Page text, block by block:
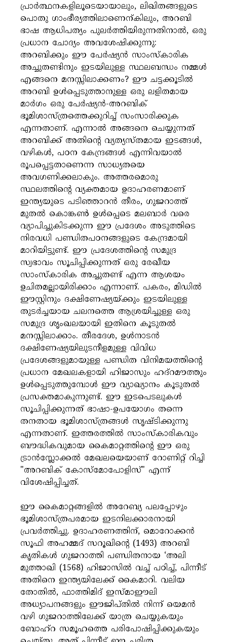
പ്രാർത്ഥനകളിലൂടെയായാലും, ലിഖിതങ്ങളുടെ
പൊതു ഗാംഭീര്യത്തിലാണെന്കിലും, അറബി
ഭാഷ ആധിപത്യം പുലർത്തിയിരുന്നതിനാൽ, ഒരു
പ്രധാന ചോദ്യം അവശേഷിക്കുന്നു:
അറബിക്കും ഈ പേർഷ്യൻ സാംസ്കാരിക
അച്ചുതണ്ടിനും ഇടയിലുള്ള സ്ഥലബന്ധം നമ്മൾ
എങ്ങനെ മനസ്സിലാക്കണം? ഈ ചട്ടക്കൂടിൽ
അറബി ഉൾപ്പെടുത്താനുള്ള ഒരു ലളിതമായ
മാർഗം ഒരു പേർഷ്യൻ-അറബിക്
ഭൂമിശാസ്ത്രത്തെക്കുറിച്ച് സംസാരിക്കുക
എന്നതാണ്. എന്നാൽ അങ്ങനെ ചെയ്യുന്നത്
അറബിക്ക് അതിന്റെ വ്യത്യസ്തമായ ഇടങ്ങൾ,
വഴികൾ, പഠന കേന്ദ്രങ്ങൾ എന്നിവയാൽ
രൂപപ്പെട്ടതാണെന്ന സാധ്യതയെ
അവഗണിക്കലാകും. അത്തരമൊരു
സ്ഥലത്തിന്റെ വ്യക്തമായ ഉദാഹരണമാണ്
ഇന്ത്യയുടെ പടിഞ്ഞാറൻ തീരം, ഗുജറാത്ത്
മുതൽ കൊങ്കൺ ഉൾപ്പെടെ മലബാർ വരെ
വ്യാപിച്ചുകിടക്കുന്ന ഈ പ്രദേശം അടുത്തിടെ
നിരവധി പണ്ഡിതപഠനങ്ങളുടെ കേന്ദ്രമായി
മാറിയിട്ടുണ്ട്. ഈ പ്രദേശത്തിന്റെ സമുദ്ര
സ്വഭാവം സൂചിപ്പിക്കുന്നത് ഒരു രേഖീയ
സാംസ്കാരിക അച്ചുതണ്ട് എന്ന ആശയം
ഉചിതമല്ലായിരിക്കാം എന്നാണ്. പകരം, മിഡിൽ
ഈസ്റ്റിനും ദക്ഷിണേഷ്യയ്ക്കും ഇടയിലുള്ള
തുടർച്ചയായ ചലനത്തെ ആശ്രയിച്ചുള്ള ഒരു
സമുദ്ര ശൃംഖലയായി ഇതിനെ കൂടുതൽ
മനസ്സിലാക്കാം. തീരദേശ, ഉൾനാടൻ
ദക്ഷിണേഷ്യയിലുടനീളമുള്ള വിവിധ
പ്രദേശങ്ങളുമായുള്ള പണ്ഡിത വിനിമയത്തിന്റെ
പ്രധാന മേഖലകളായി ഹിജാസും ഹദ്റമൗത്തും
ഉൾപ്പെടുത്തുമ്പോൾ ഈ വ്യാഖ്യാനം കൂടുതൽ
പ്രസക്തമാകുന്നുണ്ട്. ഈ ഇടപെടലുകൾ
സൂചിപ്പിക്കുന്നത് ഭാഷാ-ഉപയോഗം തന്നെ
തനതായ ഭൂമിശാസ്ത്രങ്ങൾ സൃഷ്ടിക്കുന്നു
എന്നതാണ്. ഇത്തരത്തിൽ സാംസ്കാരികവും
ബൗദ്ധികവുമായ കൈമാറ്റത്തിൻ്റെ ഈ ഒരു
ട്രാൻസ്ലോക്കൽ മേഖലയെയാണ് റോണിറ്റ് റിച്ചി
"അറബിക് കോസ്മോപോളിസ്" എന്ന്
വിശേഷിപ്പിച്ചത്.
ഈ കൈമാറ്റങ്ങളിൽ അറേബ്യ പലപ്പോഴും
ഭൂമിശാസ്ത്രപരമായ ഇടനിലക്കാരനായി
പ്രവർത്തിച്ചു. ഉദാഹരണത്തിന്, മൊറോക്കൻ
സൂഫി അഹമ്മദ് സറൂഖിൻ്റെ (1493) അറബി
കൃതികൾ ഗുജറാത്തി പണ്ഡിതനായ ‘അലി
മുത്താഖി (1568) ഹിജാസിൽ വച്ച് പഠിച്ച്, പിന്നീട്
അതിനെ ഇന്ത്യയിലേക്ക് കൈമാറി. വലിയ
തോതിൽ, ഫാത്തിമിദ് ഇസ്മാഈലി
അധ്യാപനങ്ങളും ഈജിപ്തിൽ നിന്ന് യെമൻ
വഴി ഗുജറാത്തിലേക്ക് യാത്ര ചെയ്യുകയും
ബോഹ്‌റ സമൂഹത്തെ പരിപോഷിപ്പിക്കുകയും